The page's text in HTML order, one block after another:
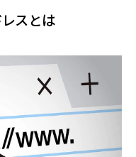
スとは